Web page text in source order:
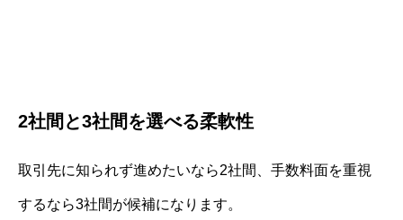
2社間と3社間を選べる柔軟性
取引先に知られず進めたいなら2社間、手数料面を重視
するなら3社間が候補になります。